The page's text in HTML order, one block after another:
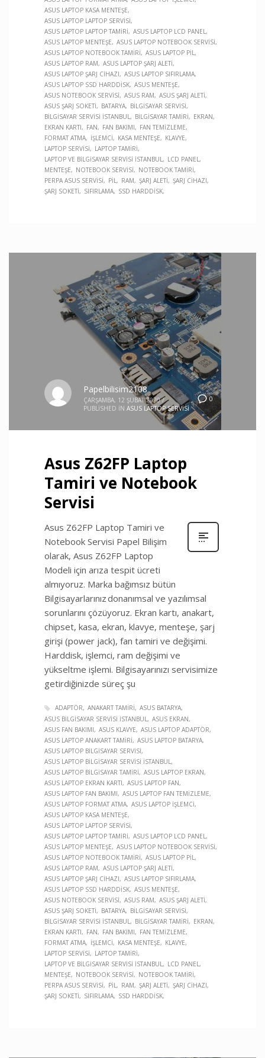
ASUS LAPTOP KASA MENTEŞE
ASUS LAPTOP LAPTOP SERVISI
ASUS LAPTOP LAPTOP TAMIRI
ASUS LAPTOP LCD PANEL
ASUS LAPTOP MENTEŞE
ASUS LAPTOP NOTEBOOK SERVISI
ASUS LAPTOP NOTEBOOK TAMIRI
ASUS LAPTOP PIL
ASUS LAPTOP RAM
ASUS LAPTOP ŞARJ ALETI
ASUS LAPTOP ŞARJ CIHAZI
ASUS LAPTOP SIFIRLAMA
ASUS LAPTOP SSD HARDDISK ASUS MENTEŞE
ASUS NOTEBOOK SERVISI
ASUS RAM
ASUS ŞARJ ALETI
ASUS ŞARJ SOKETI
BATARYA
BILGISAYAR SERVISI
BILGISAYAR SERVISI İSTANBUL
BILGISAYAR TAMIRI
EKRAN
EKRAN KARTI
FAN FAN BAKIMI
FAN TEMIZLEME
FORMAT ATMA
İŞLEMCI KASA MENTEŞE
KLAVYE
LAPTOP SERVISI
LAPTOP TAMIRI
LAPTOP VE BILGISAYAR SERVISI İSTANBUL
LCD PANEL
MENTEŞE
NOTEBOOK SERVISI
NOTEBOOK TAMIRI
PERPA ASUS SERVISI
PIL RAM ŞARJ ALETI
ŞARJ CIHAZI
ŞARJ SOKETI
SIFIRLAMA SSD HARDDISK
0
Papelbilisim2108
ÇARŞAMBA, 12 ŞUBAT 2020 /
PUBLISHED IN ASUS LAPTOP SERVISI
Asus Z62FP Laptop
Tamiri ve Notebook
Servisi
Asus Z62FP Laptop Tamiri ve
Notebook Servisi Papel Bilişim
olarak, Asus Z62FP Laptop
Modeli için arıza tespit ücreti
almıyoruz. Marka bağımsız bütün
Bilgisayarlarınız donanımsal ve yazılımsal
sorunlarını çözüyoruz. Ekran kartı, anakart,
chipset, kasa, ekran, klavye, menteşe, şarj
girişi (power jack), fan tamiri ve değişimi.
Harddisk, işlemci, ram değişimi ve
yükseltme işlemi. Bilgisayarınızı servisimize
getirdiğinizde süreç şu
ADAPTÖR ANAKART TAMIRI
ASUS BATARYA
ASUS BILGISAYAR SERVISI İSTANBUL ASUS EKRAN
ASUS FAN BAKIMI
ASUS KLAVYE
ASUS LAPTOP ADAPTÖR
ASUS LAPTOP ANAKART TAMIRI
ASUS LAPTOP BATARYA
ASUS LAPTOP BILGISAYAR SERVISI
ASUS LAPTOP BILGISAYAR SERVISI İSTANBUL
ASUS LAPTOP BILGISAYAR TAMIRI
ASUS LAPTOP EKRAN
ASUS LAPTOP EKRAN KARTI
ASUS LAPTOP FAN
ASUS LAPTOP FAN BAKIMI
ASUS LAPTOP FAN TEMIZLEME
ASUS LAPTOP FORMAT ATMA ASUS LAPTOP İŞLEMCI
ASUS LAPTOP KASA MENTEŞE
ASUS LAPTOP LAPTOP SERVISI
ASUS LAPTOP LAPTOP TAMIRI
ASUS LAPTOP LCD PANEL
ASUS LAPTOP MENTEŞE
ASUS LAPTOP NOTEBOOK SERVISI
ASUS LAPTOP NOTEBOOK TAMIRI
ASUS LAPTOP PIL
ASUS LAPTOP RAM
ASUS LAPTOP ŞARJ ALETI
ASUS LAPTOP ŞARJ CIHAZI
ASUS LAPTOP SIFIRLAMA
ASUS LAPTOP SSD HARDDISK ASUS MENTEŞE
ASUS NOTEBOOK SERVISI
ASUS RAM
ASUS ŞARJ ALETI
ASUS ŞARJ SOKETI
BATARYA
BILGISAYAR SERVISI
BILGISAYAR SERVISI İSTANBUL
BILGISAYAR TAMIRI
EKRAN
EKRAN KARTI
FAN FAN BAKIMI
FAN TEMIZLEME
FORMAT ATMA
İŞLEMCI KASA MENTEŞE
KLAVYE
LAPTOP SERVISI
LAPTOP TAMIRI
LAPTOP VE BILGISAYAR SERVISI İSTANBUL
LCD PANEL
MENTEŞE
NOTEBOOK SERVISI
NOTEBOOK TAMIRI
PERPA ASUS SERVISI
PIL RAM ŞARJ ALETI
ŞARJ CIHAZI
ŞARJ SOKETI
SIFIRLAMA SSD HARDDISK